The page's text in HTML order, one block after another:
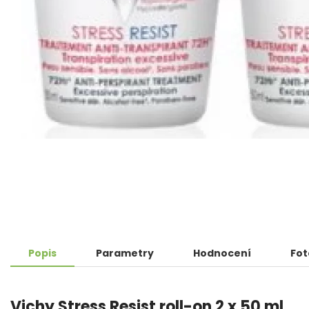
Popis Parametry Hodnocení